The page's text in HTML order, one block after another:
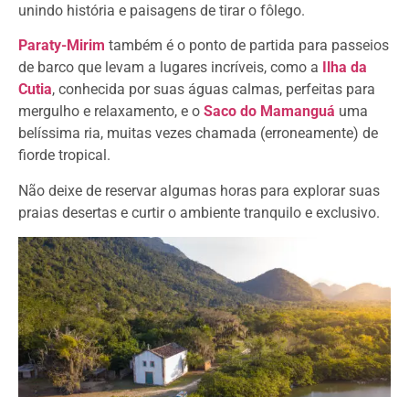
unindo história e paisagens de tirar o fôlego.
Paraty-Mirim também é o ponto de partida para passeios
de barco que levam a lugares incríveis, como a
Ilha da
Cutia, conhecida por suas águas calmas, perfeitas para
mergulho e relaxamento, e o Saco do Mamanguá uma
belíssima ria, muitas vezes chamada (erroneamente) de
fiorde tropical.
Não deixe de reservar algumas horas para explorar suas
praias desertas e curtir o ambiente tranquilo e exclusivo.